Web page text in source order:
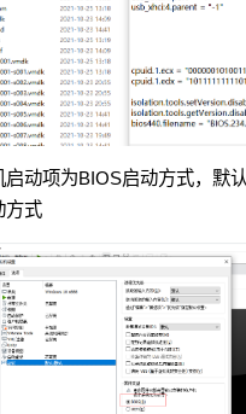
启动项为BIOS启动方式，默
方式